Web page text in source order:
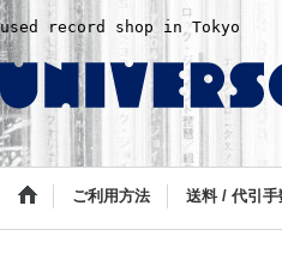
used record shop in Tokyo
ご利用方法 送料 / 代引手